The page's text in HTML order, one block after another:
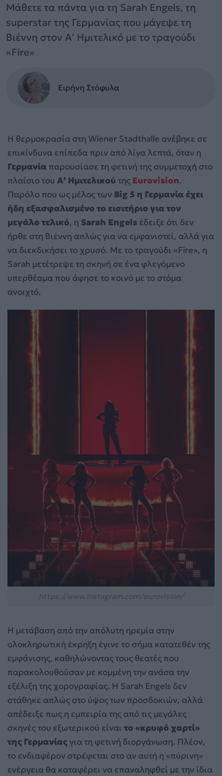
Μάθετε τα πάντα για τη Sarah Engels, τη
superstar της Γερμανίας που μάγεψε τη
Βιέννη στον Α' Ημιτελικό με το τραγούδι
«Fire»
Ειρήνη Στόφυλα
Η θερμοκρασία στη Wiener Stadthalle ανέβηκε σε
επικίνδυνα επίπεδα πριν από λίγα λεπτά, όταν η
Γερμανία παρουσίασε τη φετινή της συμμετοχή στο
πλαίσιο του Α’ Ημιτελικού της Eurovision.
Παρόλο που ως μέλος των Big 5 η Γερμανία έχει
ήδη εξασφαλισμένο το εισιτήριο για τον
μεγάλο τελικό, η Sarah Engels έδειξε ότι δεν
ήρθε στη Βιέννη απλώς για να εμφανιστεί, αλλά για
να διεκδικήσει το χρυσό. Με το τραγούδι «Fire», η
Sarah μετέτρεψε τη σκηνή σε ένα φλεγόμενο
υπερθέαμα που άφησε το κοινό με το στόμα
ανοιχτό.
Η μετάβαση από την απόλυτη ηρεμία στην
ολοκληρωτική έκρηξη έγινε το σήμα κατατεθέν της
εμφάνισης, καθηλώνοντας τους θεατές που
παρακολουθούσαν με κομμένη την ανάσα την
εξέλιξη της χορογραφίας. Η Sarah Engels δεν
στάθηκε απλώς στο ύψος των προσδοκιών, αλλά
απέδειξε πως η εμπειρία της από τις μεγάλες
σκηνές του εξωτερικού είναι το «κρυφό χαρτί»
της Γερμανίας για τη φετινή διοργάνωση. Πλέον,
το ενδιαφέρον στρέφεται στο αν αυτή η «πύρινη»
ενέργεια θα καταφέρει να επαναληφθεί με την ίδια